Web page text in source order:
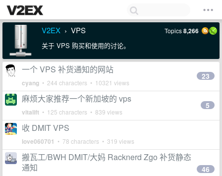
V2EX › VPS Topics8,266
关于 VPS 购买和使用的讨论。
一个 VPS 补货通知的网站
cyang • 244 characters • 10321 views
23
麻烦大家推荐一个新加坡的 vps
vitalift • 125 characters • 839 views
5
收 DMIT VPS
love060701 • 78 characters • 319 views
搬瓦工/BWH DMIT/大妈 Racknerd Zgo 补货静态
通知
46